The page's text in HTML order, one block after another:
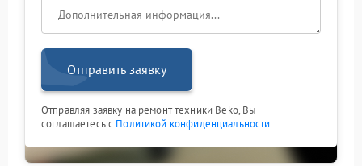
Отправить заявку
Отправляя заявку на ремонт техники Beko, Вы
соглашаетесь с Политикой конфиденциальности